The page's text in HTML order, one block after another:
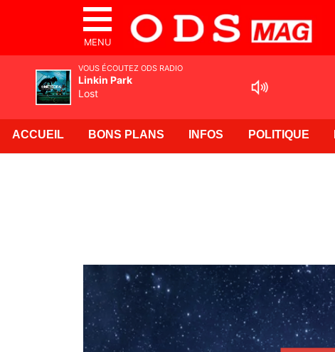
MENU
ACCUEIL BONS PLANS INFOS POLITIQUE
VOUS ÉCOUTEZ ODS RADIO
Linkin Park
Lost